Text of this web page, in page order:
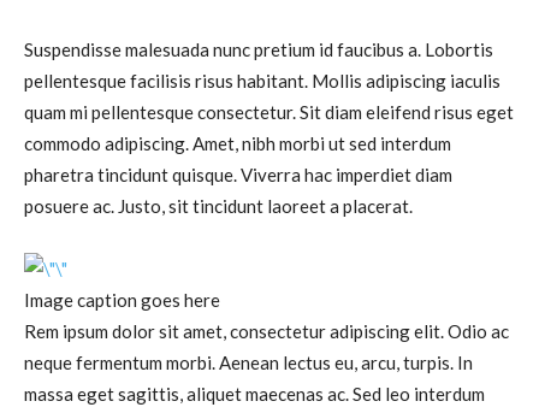
Suspendisse malesuada nunc pretium id faucibus a. Lobortis
pellentesque facilisis risus habitant. Mollis adipiscing iaculis
quam mi pellentesque consectetur. Sit diam eleifend risus eget
commodo adipiscing. Amet, nibh morbi ut sed interdum
pharetra tincidunt quisque. Viverra hac imperdiet diam
posuere ac. Justo, sit tincidunt laoreet a placerat.
Image caption goes here
Rem ipsum dolor sit amet, consectetur adipiscing elit. Odio ac
neque fermentum morbi. Aenean lectus eu, arcu, turpis. In
massa eget sagittis, aliquet maecenas ac. Sed leo interdum